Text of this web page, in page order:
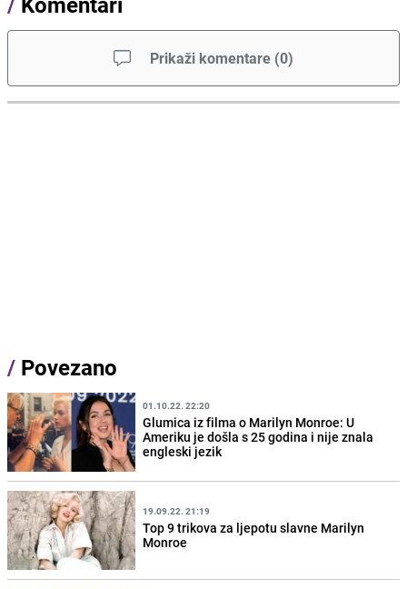
Prikaži komentare (0)
/ Povezano
01.10.22. 22:20
Glumica iz filma o Marilyn Monroe: U
Ameriku je došla s 25 godina i nije znala
engleski jezik
19.09.22. 21:19
Top 9 trikova za ljepotu slavne Marilyn
Monroe